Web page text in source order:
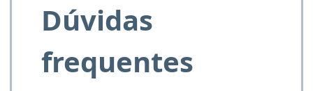
Dúvidas
frequentes